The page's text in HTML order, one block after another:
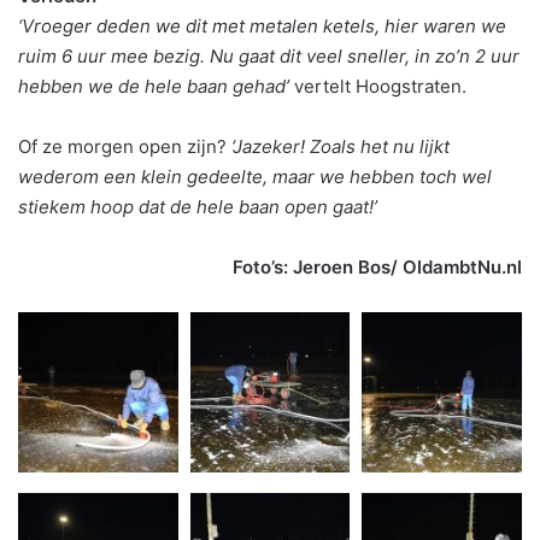
‘Vroeger deden we dit met metalen ketels, hier waren we
ruim 6 uur mee bezig. Nu gaat dit veel sneller, in zo’n 2 uur
hebben we de hele baan gehad’vertelt Hoogstraten.
Of ze morgen open zijn? ‘Jazeker! Zoals het nu lijkt
wederom een klein gedeelte, maar we hebben toch wel
stiekem hoop dat de hele baan open gaat!’
Foto’s: Jeroen Bos/ OldambtNu.nl